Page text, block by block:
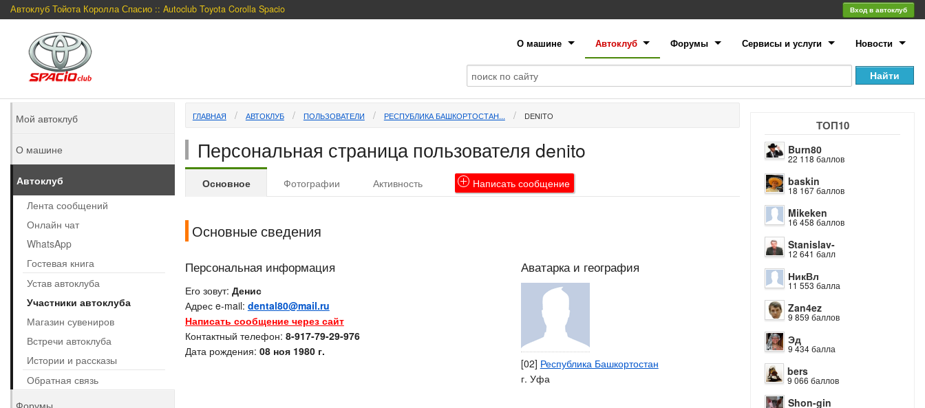
Автоклуб Тойота Королла Спасио :: Autoclub Toyota Corolla Spacio Вход в автоклуб
О машине Автоклуб Форумы Сервисы и услуги Новости
ТОП10
Burn80
22 118 баллов
baskin
18 167 баллов
Mikeken
16 458 баллов
Stanislav-
12 641 балл
НикВл
11 553 балла
Zan4ez
9 859 баллов
Эд
9 434 балла
bers
9 066 баллов
Shon-gin
ГЛАВНАЯ АВТОКЛУБ ПОЛЬЗОВАТЕЛИ РЕСПУБЛИКА БАШКОРТОСТАН... DENITO
Персональная страница пользователя denito
Основное Фотографии Активность Написатьсообщение
Основные сведения
Персональная информация
Его зовут: Денис
Адрес e-mail: dental80@mail.ru
Написать сообщение через сайт
Контактный телефон: 8-917-79-29-976
Дата рождения: 08 ноя 1980 г.
Аватарка и география
[02] Республика Башкортостан
г. Уфа
Мой автоклуб
О машине
Автоклуб
Лента сообщений
Онлайн чат
WhatsApp
Гостевая книга
Устав автоклуба
Участники автоклуба
Магазин сувениров
Встречи автоклуба
Истории и рассказы
Обратная связь
Форумы